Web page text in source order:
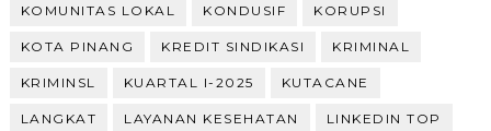
KOMUNITAS LOKAL KONDUSIF KORUPSI
KOTA PINANG KREDIT SINDIKASI KRIMINAL
KRIMINSL KUARTAL I-2025 KUTACANE
LANGKAT LAYANAN KESEHATAN LINKEDIN TOP